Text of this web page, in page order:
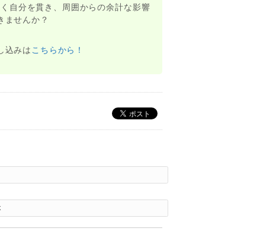
自分を貫き、周囲からの余計な影響
ませんか？
込みは こちらから！